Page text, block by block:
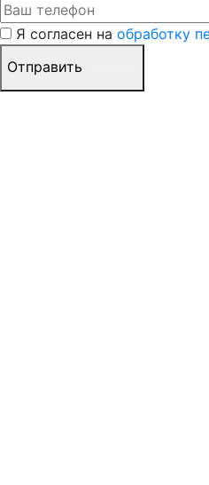
Я согласен на обработку
Отправить